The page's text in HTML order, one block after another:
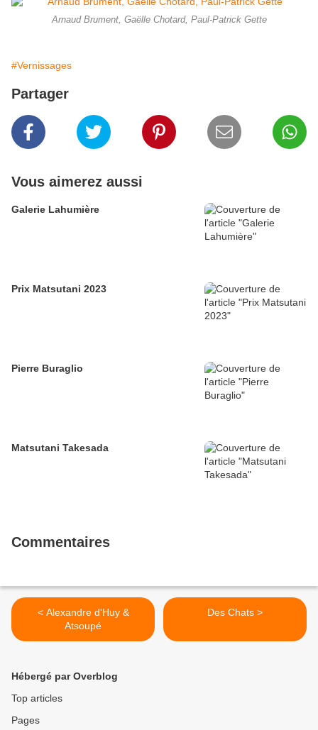
Arnaud Brument, Gaëlle Chotard, Paul-Patrick Gette
#Vernissages
Partager
Vous aimerez aussi
Galerie Lahumière
Prix Matsutani 2023
Pierre Buraglio
Matsutani Takesada
Commentaires
< Alexandre d'Huy &
Atsoupé
Des Chats >
Hébergé par Overblog
Top articles
Pages